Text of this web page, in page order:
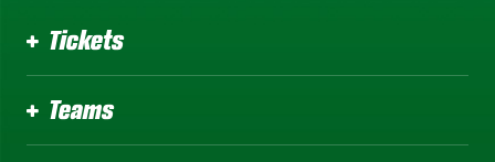
Tickets
Teams